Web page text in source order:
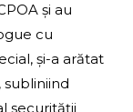
și au
cu
și-a arătat
securității